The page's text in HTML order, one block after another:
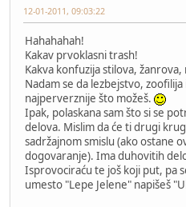
12-01-2011, 09:03:22
Hahahahah!
Kakav prvoklasni trash!
Kakva konfuzija stilova, žanrova,
Nadam se da lezbejstvo, zoofilija
najperverznije što možeš.
Ipak, polaskana sam što si se
delova. Mislim da će ti drugi
sadržajnom smislu (ako ostane
dogovaranje). Ima duhovitih
Isprovociraću te još koji put, pa
umesto "Lepe Jelene" napišeš